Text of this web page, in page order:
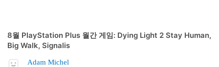
8월 PlayStation Plus 월간 게임: Dying Light 2 Stay Human,
Big Walk, Signalis
Adam Michel